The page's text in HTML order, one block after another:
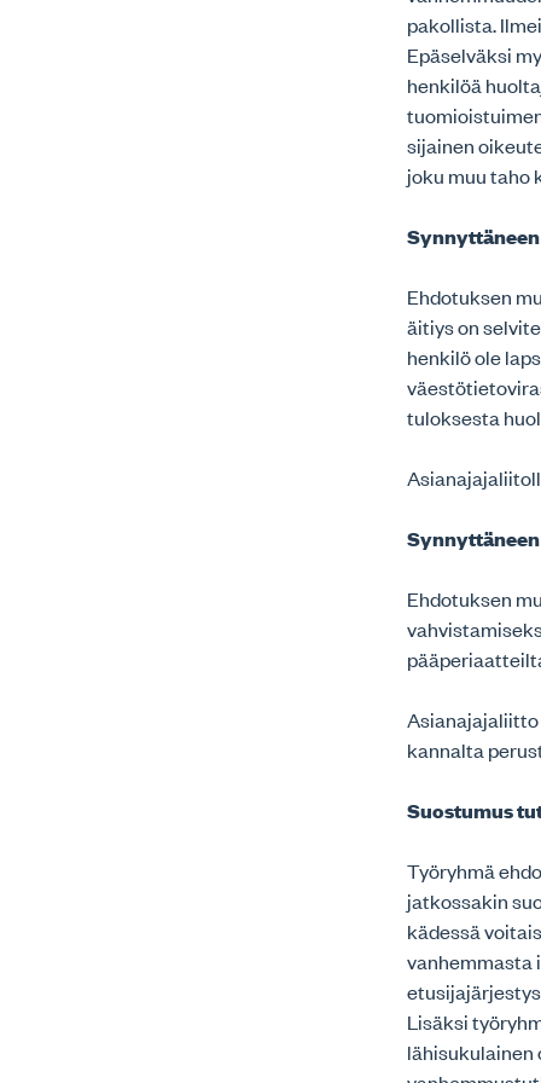
pakollista.
Epäselväksi
henkilöä
sijainen
joku muu taho
Ehdotuksen
äitiys on
henkilö ole
tuloksesta
Ehdotuksen
kannalta
Suostumus
Työryhmä
jatkossakin
kädessä
vanhemmasta
Lisäksi